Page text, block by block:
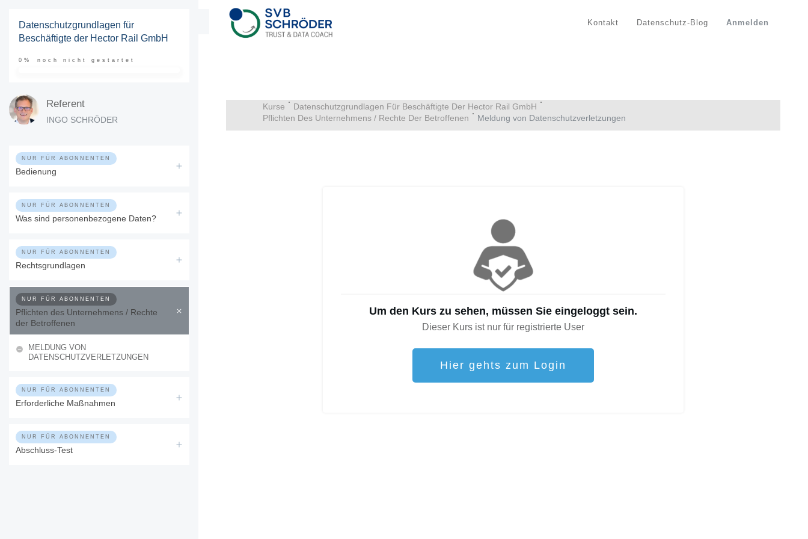
Kontakt Datenschutz-Blog Anmelden
Kurse
Datenschutzgrundlagen Für Beschäftigte Der Hector Rail GmbH
Pflichten Des Unternehmens / Rechte Der Betroffenen
Meldung von Datenschutzverletzungen
Um den Kurs zu sehen, müssen Sie eingeloggt sein.
Dieser Kurs ist nur für registrierte User
Hier gehts zum Login
Datenschutzgrundlagen für
Beschäftigte der Hector Rail GmbH
0% noch nicht gestartet
Referent
INGO SCHRÖDER
NUR FÜR ABONNENTEN
Bedienung
NUR FÜR ABONNENTEN
Was sind personenbezogene Daten?
NUR FÜR ABONNENTEN
Rechtsgrundlagen
NUR FÜR ABONNENTEN
Pflichten des Unternehmens / Rechte
der Betroffenen
MELDUNG VON
DATENSCHUTZVERLETZUNGEN
NUR FÜR ABONNENTEN
Erforderliche Maßnahmen
NUR FÜR ABONNENTEN
Abschluss-Test